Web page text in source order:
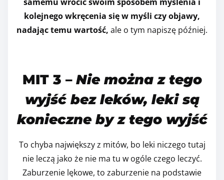
kolejnego wkręcenia się w myśli czy objawy,
nadając temu wartość, ale o tym napiszę później.
MIT 3 – Nie można z tego
wyjść bez leków, leki są
konieczne by z tego wyjść
To chyba największy z mitów, bo leki niczego tutaj
nie leczą jako że nie ma tu w ogóle czego leczyć.
Zaburzenie lękowe, to zaburzenie na podstawie